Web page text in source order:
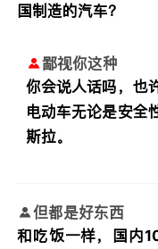
国制造的汽车？
鄙视你这种
你会说人话吗，也
电动车无论是安全
斯拉。
但都是好东西
和吃饭一样，国内